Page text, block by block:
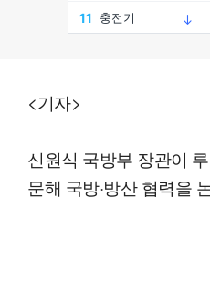
<기자>
신원식 국방부 장관이
문해 국방·방산 협력을